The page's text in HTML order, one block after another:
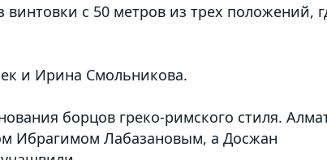
винтовки с 50 метров из трех положений,
и Ирина Смольникова.
борцов греко-римского стиля.
Ибрагимом Лабазановым, а Досжан